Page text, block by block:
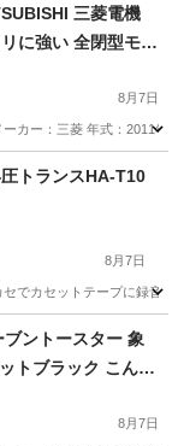
三菱電機
に強い 全閉型モー
8月7日
カー：三菱 年式：2011
トランスHA-T10
8月7日
でカセットテープに録
ントースター 象
トブラック こんが
8月7日